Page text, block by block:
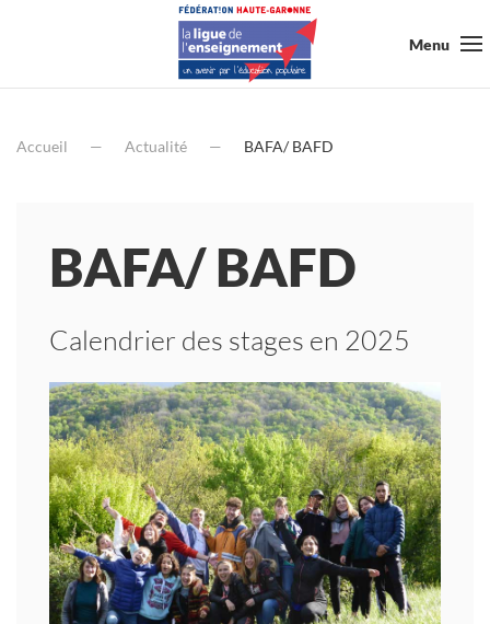
Menu
Accueil Actualité BAFA/ BAFD
BAFA/ BAFD
Calendrier des stages en 2025